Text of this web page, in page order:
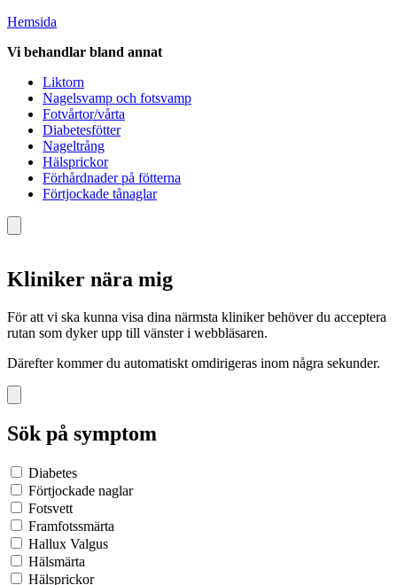
Hemsida
Vi behandlar bland annat
Liktorn
Nagelsvamp och fotsvamp
Fotvårtor/vårta
Diabetesfötter
Nageltrång
Hälsprickor
Förhårdnader på fötterna
Förtjockade tånaglar
Kliniker nära mig
För att vi ska kunna visa dina närmsta kliniker behöver du acceptera
rutan som dyker upp till vänster i webbläsaren.
Därefter kommer du automatiskt omdirigeras inom några sekunder.
Sök på symptom
Diabetes
Förtjockade naglar
Fotsvett
Framfotssmärta
Hallux Valgus
Hälsmärta
Hälsprickor